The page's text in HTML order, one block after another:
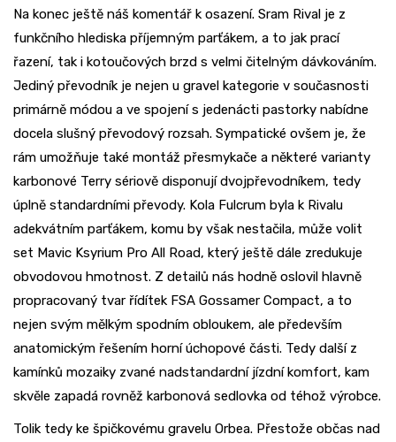
Na konec ještě náš komentář k osazení. Sram Rival je z
funkčního hlediska příjemným parťákem, a to jak prací
řazení, tak i kotoučových brzd s velmi čitelným dávkováním.
Jediný převodník je nejen u gravel kategorie v současnosti
primárně módou a ve spojení s jedenácti pastorky nabídne
docela slušný převodový rozsah. Sympatické ovšem je, že
rám umožňuje také montáž přesmykače a některé varianty
karbonové Terry sériově disponují dvojpřevodníkem, tedy
úplně standardními převody. Kola Fulcrum byla k Rivalu
adekvátním parťákem, komu by však nestačila, může volit
set Mavic Ksyrium Pro All Road, který ještě dále zredukuje
obvodovou hmotnost. Z detailů nás hodně oslovil hlavně
propracovaný tvar řídítek FSA Gossamer Compact, a to
nejen svým mělkým spodním obloukem, ale především
anatomickým řešením horní úchopové části. Tedy další z
kamínků mozaiky zvané nadstandardní jízdní komfort, kam
skvěle zapadá rovněž karbonová sedlovka od téhož výrobce.
Tolik tedy ke špičkovému gravelu Orbea. Přestože občas nad